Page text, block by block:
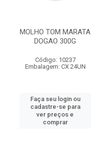
MOLHO TOM MARATA
DOGAO 300G
Código: 10237
Embalagem: CX 24UN
Faça seu login ou
cadastre-se para
ver preços e
comprar